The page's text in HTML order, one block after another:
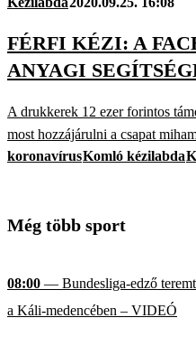
FÉRFI KÉZI: A
ANYAGI
A drukkerek 12 ezer forintos
most hozzájárulni a csapat
koronavírusKomló kézilabda
Még több sport
08:00 — Bundesliga-edző
a Káli-medencében – VIDEÓ